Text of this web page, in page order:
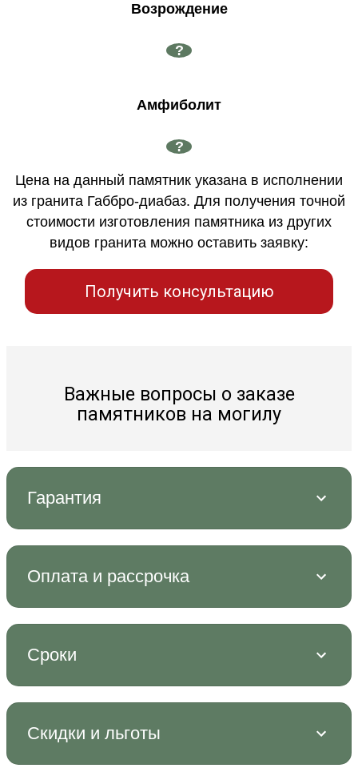
Возрождение
?
Амфиболит
?
Цена на данный памятник указана в исполнении
из гранита Габбро-диабаз. Для получения точной
стоимости изготовления памятника из других
видов гранита можно оставить заявку:
Получить консультацию
Важные вопросы о заказе
памятников на могилу
Гарантия
Оплата и рассрочка
Сроки
Скидки и льготы